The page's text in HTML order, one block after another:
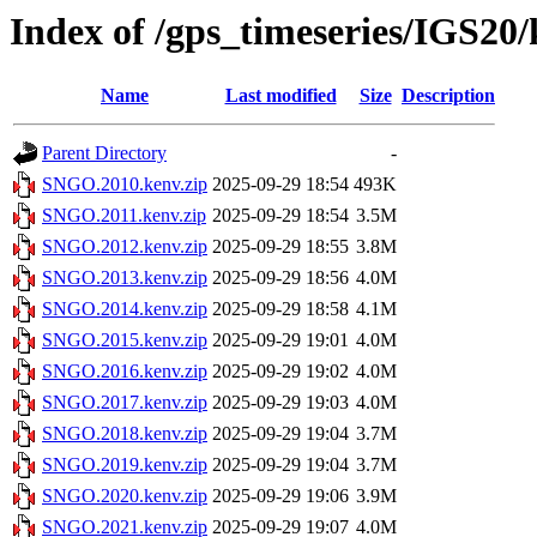
Index of /gps_timeseries/
Name Last modified Size Description
Parent Directory
-
SNGO.2010.kenv.zip 2025-09-29 18:54 493K
SNGO.2011.kenv.zip 2025-09-29 18:54 3.5M
SNGO.2012.kenv.zip 2025-09-29 18:55 3.8M
SNGO.2013.kenv.zip 2025-09-29 18:56 4.0M
SNGO.2014.kenv.zip 2025-09-29 18:58 4.1M
SNGO.2015.kenv.zip 2025-09-29 19:01 4.0M
SNGO.2016.kenv.zip 2025-09-29 19:02 4.0M
SNGO.2017.kenv.zip 2025-09-29 19:03 4.0M
SNGO.2018.kenv.zip 2025-09-29 19:04 3.7M
SNGO.2019.kenv.zip 2025-09-29 19:04 3.7M
SNGO.2020.kenv.zip 2025-09-29 19:06 3.9M
SNGO.2021.kenv.zip 2025-09-29 19:07 4.0M